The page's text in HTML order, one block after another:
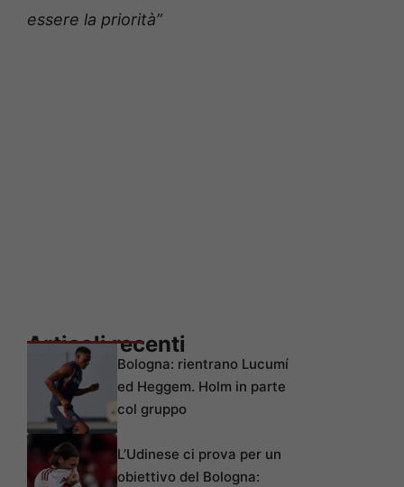
essere la priorità”
Articoli recenti
Bologna: rientrano Lucumí
ed Heggem. Holm in parte
col gruppo
L’Udinese ci prova per un
obiettivo del Bologna: